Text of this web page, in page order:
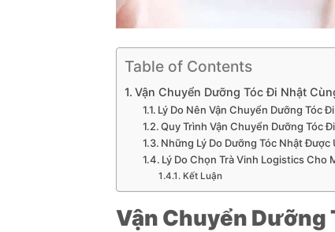
Table of Contents
Vận Chuyển Dưỡng Tóc Đi Nhật
Lý Do Nên Vận Chuyển Dưỡng Tóc
Quy Trình Vận Chuyển Dưỡng Tóc
Những Lý Do Dưỡng Tóc Nhật Được
Lý Do Chọn Trà Vinh Logistics Cho
Kết Luận
Vận Chuyển Dưỡng